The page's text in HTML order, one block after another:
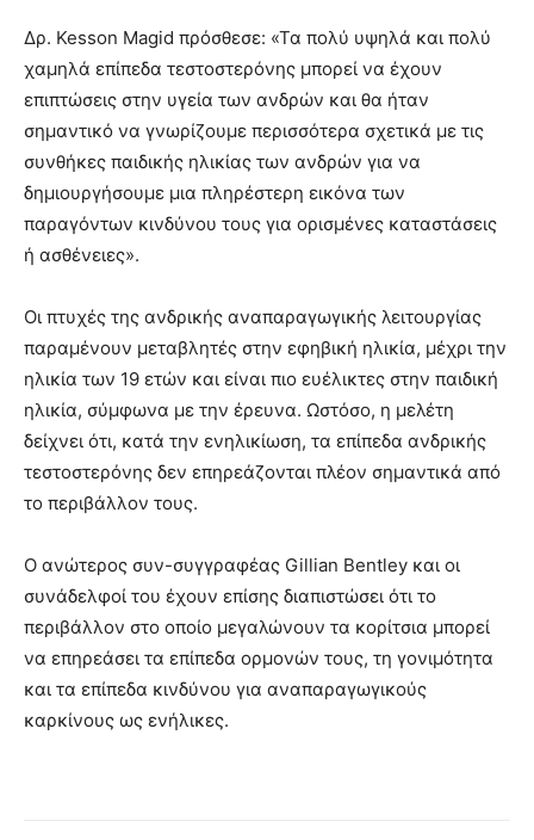
Δρ. Kesson Magid πρόσθεσε: «Τα πολύ υψηλά και πολύ
χαμηλά επίπεδα τεστοστερόνης μπορεί να έχουν
επιπτώσεις στην υγεία των ανδρών και θα ήταν
σημαντικό να γνωρίζουμε περισσότερα σχετικά με τις
συνθήκες παιδικής ηλικίας των ανδρών για να
δημιουργήσουμε μια πληρέστερη εικόνα των
παραγόντων κινδύνου τους για ορισμένες καταστάσεις
ή ασθένειες».
Οι πτυχές της ανδρικής αναπαραγωγικής λειτουργίας
παραμένουν μεταβλητές στην εφηβική ηλικία, μέχρι την
ηλικία των 19 ετών και είναι πιο ευέλικτες στην παιδική
ηλικία, σύμφωνα με την έρευνα. Ωστόσο, η μελέτη
δείχνει ότι, κατά την ενηλικίωση, τα επίπεδα ανδρικής
τεστοστερόνης δεν επηρεάζονται πλέον σημαντικά από
το περιβάλλον τους.
Ο ανώτερος συν-συγγραφέας Gillian Bentley και οι
συνάδελφοί του έχουν επίσης διαπιστώσει ότι το
περιβάλλον στο οποίο μεγαλώνουν τα κορίτσια μπορεί
να επηρεάσει τα επίπεδα ορμονών τους, τη γονιμότητα
και τα επίπεδα κινδύνου για αναπαραγωγικούς
καρκίνους ως ενήλικες.